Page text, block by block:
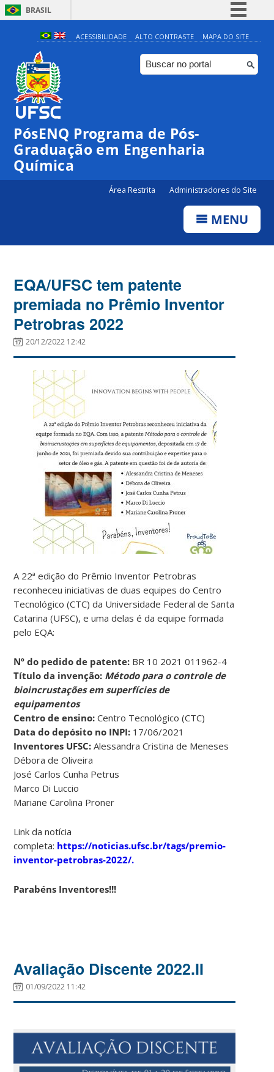
BRASIL
Simplifique!
Comunica BR
Participe
Canais
ACESSIBILIDADE ALTO CONTRASTE MAPA DO SITE
PósENQ Programa de Pós-
Graduação em Engenharia
Química
Área Restrita Administradores do Site
MENU
EQA/UFSC tem patente
premiada no Prêmio Inventor
Petrobras 2022
20/12/2022 12:42
A 22ª edição do Prêmio Inventor Petrobras
reconheceu iniciativas de duas equipes do Centro
Tecnológico (CTC) da Universidade Federal de Santa
Catarina (UFSC), e uma delas é da equipe formada
pelo EQA:
Nº do pedido de patente: BR 10 2021 011962-4
Título da invenção: Método para o controle de
bioincrustações em superfícies de
equipamentos
Centro de ensino: Centro Tecnológico (CTC)
Data do depósito no INPI: 17/06/2021
Inventores UFSC:Alessandra Cristina de Meneses
Débora de Oliveira
José Carlos Cunha Petrus
Marco Di Luccio
Mariane Carolina Proner
Link da notícia
completa: https://noticias.ufsc.br/tags/premio-
inventor-petrobras-2022/.
Parabéns Inventores!!!
Avaliação Discente 2022.II
01/09/2022 11:42